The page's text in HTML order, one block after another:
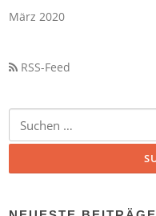
März 2020
RSS-Feed
nach: